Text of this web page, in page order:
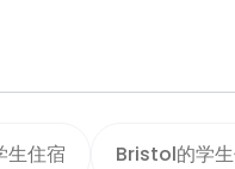
住宿 Bristol的学